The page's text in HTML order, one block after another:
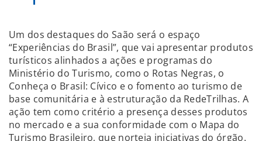
Um dos destaques do Saão será o espaço
“Experiências do Brasil”, que vai apresentar produtos
turísticos alinhados a ações e programas do
Ministério do Turismo, como o Rotas Negras, o
Conheça o Brasil: Cívico e o fomento ao turismo de
base comunitária e à estruturação da RedeTrilhas. A
ação tem como critério a presença desses produtos
no mercado e a sua conformidade com o Mapa do
Turismo Brasileiro, que norteia iniciativas do órgão.